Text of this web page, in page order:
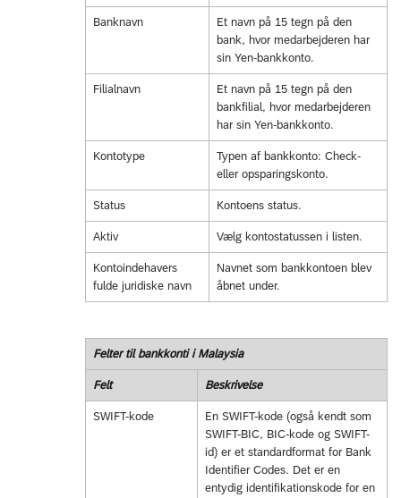
Banknavn
Et navn på 15 tegn på den
bank, hvor medarbejderen har
sin Yen-bankkonto.
Filialnavn
Et navn på 15 tegn på den
bankfilial, hvor medarbejderen
har sin Yen-bankkonto.
Kontotype
Typen af bankkonto: Check-
eller opsparingskonto.
Status Kontoens status.
Aktiv Vælg kontostatussen i listen.
Kontoindehavers
fulde juridiske navn
Navnet som bankkontoen blev
åbnet under.
Felter til bankkonti i Malaysia
Felt Beskrivelse
SWIFT-kode
En SWIFT-kode (også kendt som
SWIFT-BIC, BIC-kode og SWIFT-
id) er et standardformat for Bank
Identifier Codes. Det er en
entydig identifikationskode for en